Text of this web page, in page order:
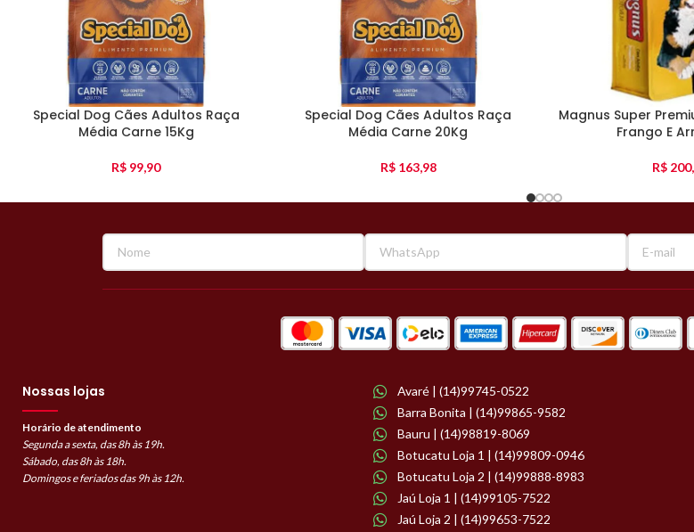
Special Dog Cães Adultos Raça
Média Carne 15Kg
R$ 99,90
Special Dog Cães Adultos Raça
Média Carne 20Kg
R$163,98
Magnus Super
Frango E
R$
Nossas lojas
Horário de atendimento
Segunda a sexta, das 8h às 19h.
Sábado, das 8h às 18h.
Domingos e feriados das 9h às 12h.
Avaré | (14)99745-0522
Barra Bonita | (14)99865-9582
Bauru | (14)98819-8069
Botucatu Loja 1 | (14)99809-0946
Botucatu Loja 2 | (14)99888-8983
Jaú Loja 1 | (14)99105-7522
Jaú Loja 2 | (14)99653-7522